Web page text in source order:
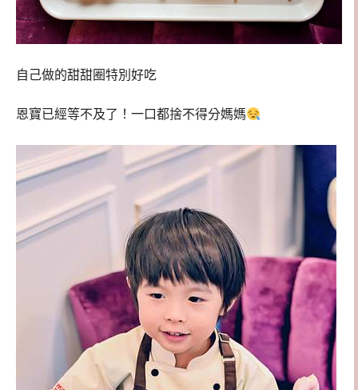
自己做的甜甜圈特別好吃
恩寶已經等不及了！一口都捨不得分媽媽